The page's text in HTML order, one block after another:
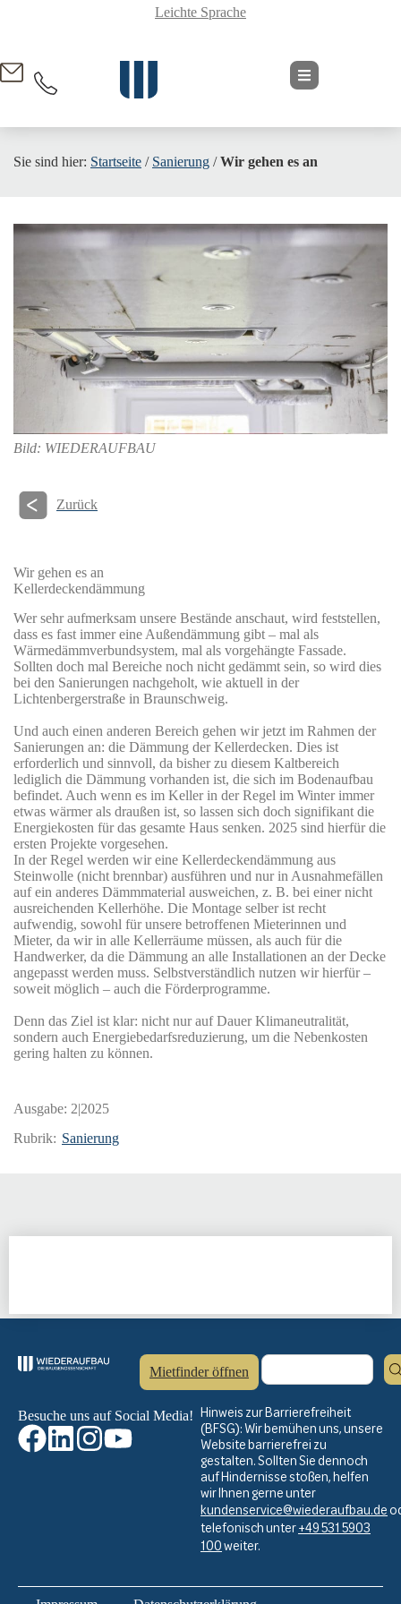
Leichte Sprache
Sie sind hier: Startseite / Sanierung /Wir gehen es an
Bild: WIEDERAUFBAU
Zurück
Wir gehen es an
Kellerdeckendämmung
Wer sehr aufmerksam unsere Bestände anschaut, wird feststellen,
dass es fast immer eine Außendämmung gibt – mal als
Wärmedämmverbundsystem, mal als vorgehängte Fassade.
Sollten doch mal Bereiche noch nicht gedämmt sein, so wird dies
bei den Sanierungen nachgeholt, wie aktuell in der
Lichtenbergerstraße in Braunschweig.
Und auch einen anderen Bereich gehen wir jetzt im Rahmen der
Sanierungen an: die Dämmung der Kellerdecken. Dies ist
erforderlich und sinnvoll, da bisher zu diesem Kaltbereich
lediglich die Dämmung vorhanden ist, die sich im Bodenaufbau
befindet. Auch wenn es im Keller in der Regel im Winter immer
etwas wärmer als draußen ist, so lassen sich doch signifikant die
Energiekosten für das gesamte Haus senken. 2025 sind hierfür die
ersten Projekte vorgesehen.
In der Regel werden wir eine Kellerdeckendämmung aus
Steinwolle (nicht brennbar) ausführen und nur in Ausnahmefällen
auf ein anderes Dämmmaterial ausweichen, z. B. bei einer nicht
ausreichenden Kellerhöhe. Die Montage selber ist recht
aufwendig, sowohl für unsere betroffenen Mieterinnen und
Mieter, da wir in alle Kellerräume müssen, als auch für die
Handwerker, da die Dämmung an alle Installationen an der Decke
angepasst werden muss. Selbstverständlich nutzen wir hierfür –
soweit möglich – auch die Förderprogramme.
Denn das Ziel ist klar: nicht nur auf Dauer Klimaneutralität,
sondern auch Energiebedarfsreduzierung, um die Nebenkosten
gering halten zu können.
Ausgabe: 2|2025
Rubrik: Sanierung
Mietfinder öffnen
Besuche uns auf Social Media! Hinweis zur Barrierefreiheit
(BFSG): Wir bemühen uns, unsere
Website barrierefrei zu
gestalten. Sollten Sie dennoch
auf Hindernisse stoßen, helfen
wir Ihnen gerne unter
kundenservice@wiederaufbau.de
telefonisch unter+49 531 5903
100weiter.